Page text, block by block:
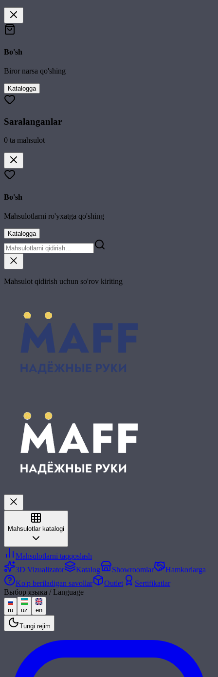
Bo'sh
Biror narsa qo'shing
Katalogga
Saralanganlar
0 ta mahsulot
Bo'sh
Mahsulotlarni ro'yxatga qo'shing
Katalogga
Mahsulot qidirish uchun so'rov kiriting
Mahsulotlar katalogi
Mahsulotlarni taqqoslash
3D Vizualizator
Katalog Showroomlar
Hamkorlarga
Ko'p beriladigan savollar
Outlet
Sertifikatlar
Выбор языка / Language
ru uz en
Tungi rejim